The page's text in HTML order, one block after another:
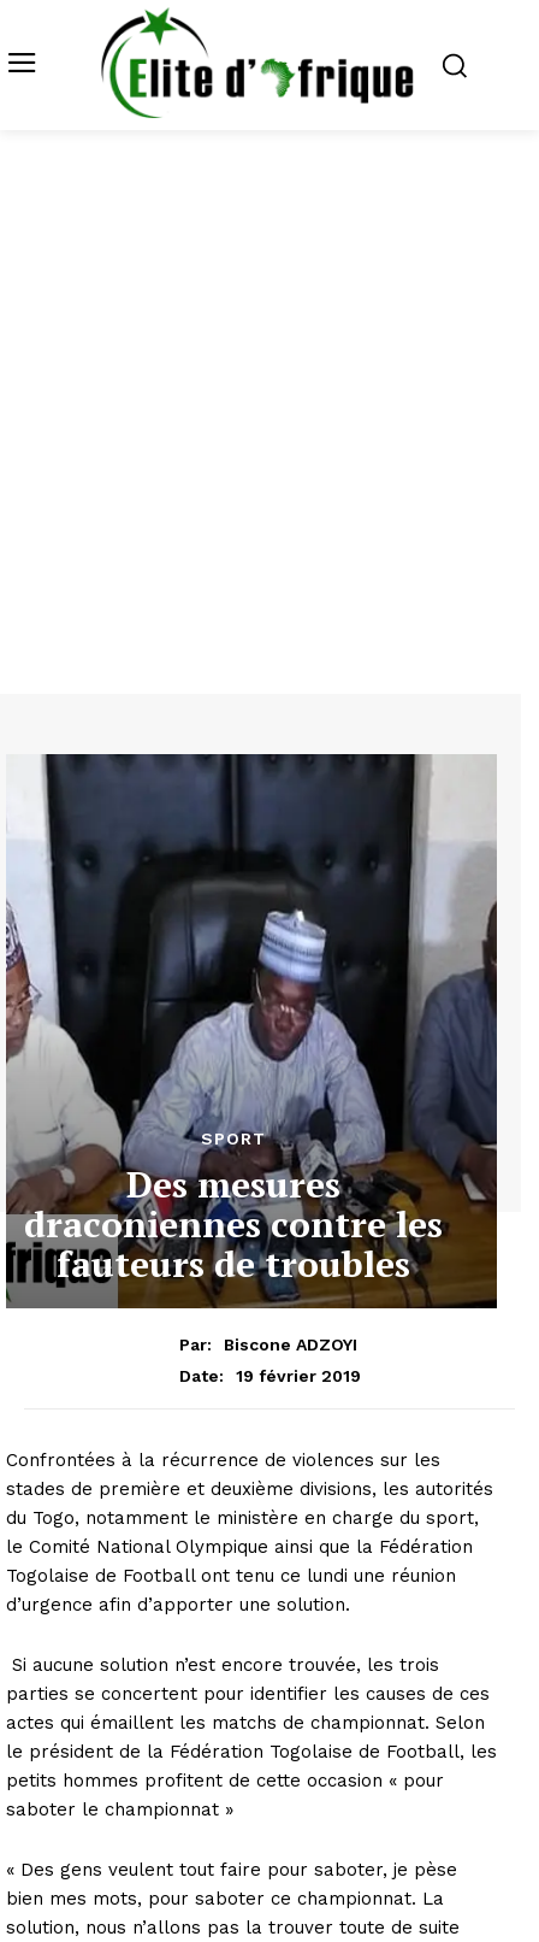
SPORT
Des mesures
draconiennes contre les
fauteurs de troubles
Par:
Biscone ADZOYI
Date:
19 février 2019
Confrontées à la récurrence de violences sur les
stades de première et deuxième divisions, les autorités
du Togo, notamment le ministère en charge du sport,
le Comité National Olympique ainsi que la Fédération
Togolaise de Football ont tenu ce lundi une réunion
d’urgence afin d’apporter une solution.
Si aucune solution n’est encore trouvée, les trois
parties se concertent pour identifier les causes de ces
actes qui émaillent les matchs de championnat. Selon
le président de la Fédération Togolaise de Football, les
petits hommes profitent de cette occasion « pour
saboter le championnat »
« Des gens veulent tout faire pour saboter, je pèse
bien mes mots, pour saboter ce championnat. La
solution, nous n’allons pas la trouver toute de suite